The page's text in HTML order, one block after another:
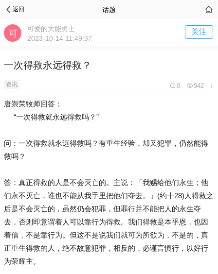
返回 话题
可爱的大能勇士
2023-10-14 11:49:37
关注
一次得救永远得救？
资讯 0 942
唐崇荣牧师回答：
“一次得救就永远得救吗？”
问：一次得救就永远得救吗？有重生经验，却又犯罪，仍然能得
救吗？
答：真正得救的人是不会灭亡的。主说：「我赐给他们永生；他
们永不灭亡，谁也不能从我手里把他们夺去。」(约十28)人得救之
后是不会灭亡的，虽然仍会犯罪，但罪行并不能把人的永生夺
去，否则即意谓着人可以靠行为得救。我们得救是本乎恩，也因
着信，不是靠行为。但这不是说我们就可为所欲为，不是的，真
正重生得救的人，绝不故意犯罪，相反的，必谨言慎行，以好行
为荣耀主。